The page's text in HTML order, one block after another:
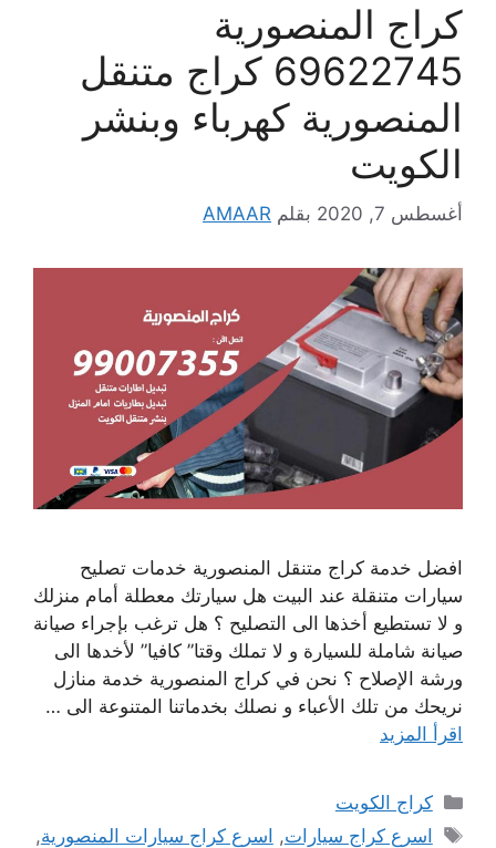
كراج المنصورية
69622745 كراج متنقل
المنصورية كهرباء وبنشر
الكويت
أغسطس 7, 2020 بقلم AMAAR
افضل خدمة كراج متنقل المنصورية خدمات تصليح
سيارات متنقلة عند البيت هل سيارتك معطلة أمام منزلك
و لا تستطيع أخذها الى التصليح ؟ هل ترغب بإجراء صيانة
صيانة شاملة للسيارة و لا تملك وقتا” كافيا” لأخدها الى
ورشة الإصلاح ؟ نحن في كراج المنصورية خدمة منازل
نريحك من تلك الأعباء و نصلك بخدماتنا المتنوعة الى …
اقرأ المزيد
التصنيفات
كراج الكويت
الوسوم
اسرع كراج سيارات, اسرع كراج سيارات المنصورية,